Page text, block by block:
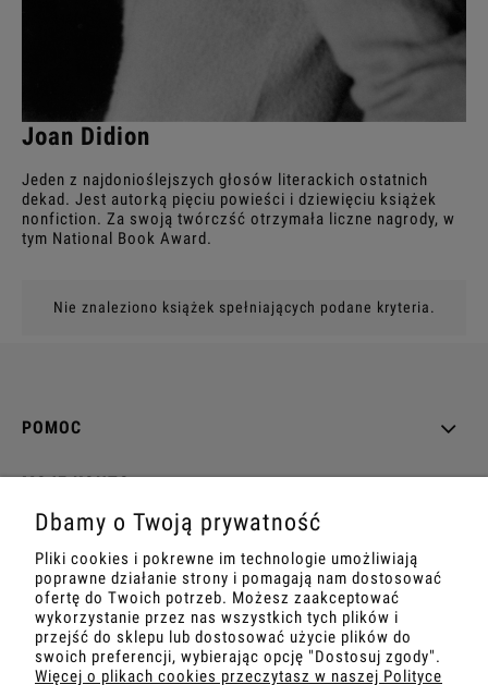
Joan Didion
Jeden z najdonioślejszych głosów literackich ostatnich
dekad. Jest autorką pięciu powieści i dziewięciu książek
nonfiction. Za swoją twórczść otrzymała liczne nagrody, w
tym National Book Award.
Nie znaleziono książek spełniających podane kryteria.
POMOC
MOJE KONTO
PŁATNOŚCI I DOSTAWA
INFORMACJE
O NAS
Dbamy o Twoją prywatność
Pliki cookies i pokrewne im technologie umożliwiają
poprawne działanie strony i pomagają nam dostosować
ofertę do Twoich potrzeb. Możesz zaakceptować
wykorzystanie przez nas wszystkich tych plików i
przejść do sklepu lub dostosować użycie plików do
swoich preferencji, wybierając opcję "Dostosuj zgody".
Więcej o plikach cookies przeczytasz w naszej Polityce